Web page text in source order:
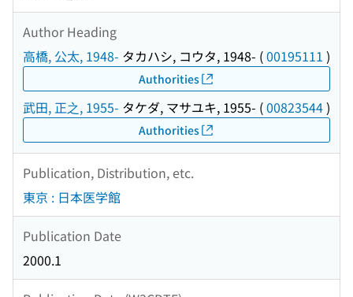
Author Heading
高橋, 公太, 1948- タカハシ, コウタ, 1948- (00195111 )
Authorities
武田, 正之, 1955- タケダ, マサユキ, 1955- (00823544)
Authorities
Publication, Distribution, etc.
東京 : 日本医学館
Publication Date
2000.1